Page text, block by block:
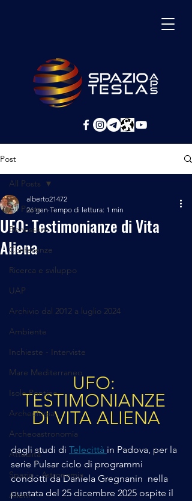
Post
All Posts
Benessere
Conferenze
Ricerca e sviluppo
UAP
Archivio dal 2012 a luglio 2024
Ambiente
Inchieste - Interviste
Mare Mediterraneo
Isole Pontine
Archeologia
Archeoastronomia
Attualità
Spazio - Astronomia
Alieni
All Posts
UFO: Testimonianze di Vita
Aliena
alberto21472
26 gen Tempo di lettura: 1 min
UFO:
TESTIMONIANZE
DI VITA ALIENA
dagli studi di Telecittà in Padova, per la
serie Pulsar ciclo di programmi
condotti da Daniela Gregnanin  nella
puntata del 25 dicembre 2025 ospite il